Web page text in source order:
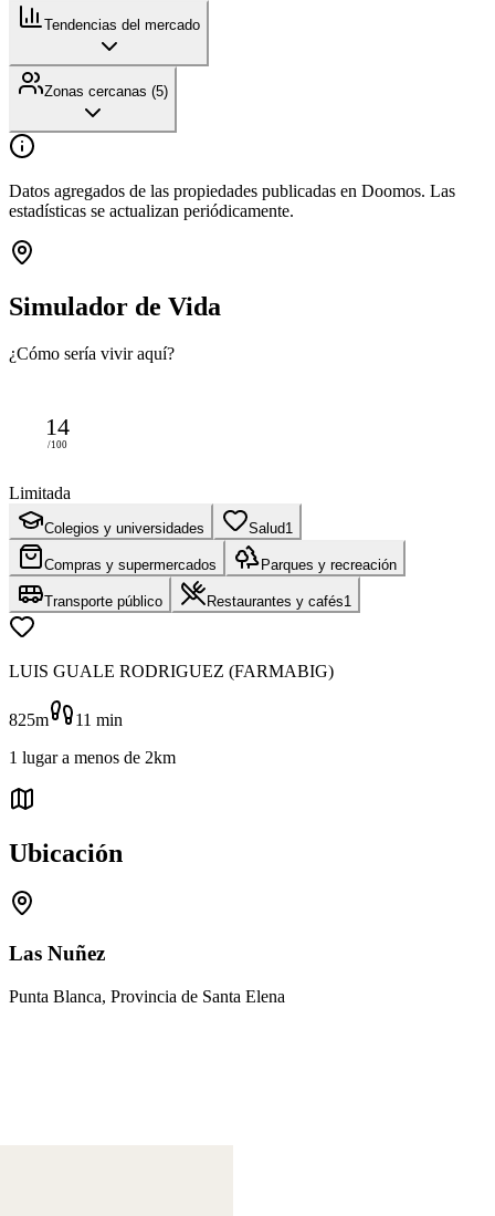
Tendencias del mercado
Zonas cercanas (5)
Datos agregados de las propiedades publicadas en Doomos. Las
estadísticas se actualizan periódicamente.
Simulador de Vida
¿Cómo sería vivir aquí?
14
/100
Limitada
Colegios y universidades Salud1
Compras y supermercados Parques y recreación
Transporte público Restaurantes y cafés1
LUIS GUALE RODRIGUEZ (FARMABIG)
825m 11 min
1 lugara menos de 2km
Ubicación
Las Nuñez
Punta Blanca, Provincia de Santa Elena